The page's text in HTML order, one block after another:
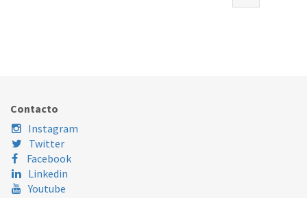
Contacto
Instagram
Twitter
Facebook
Linkedin
Youtube